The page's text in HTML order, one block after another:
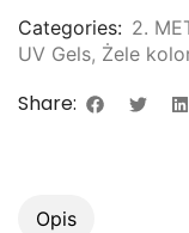
Categories: 2.
UV Gels, Żele
Share:
Opis